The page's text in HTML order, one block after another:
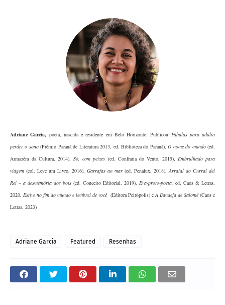
Adriane Garcia, poeta, nascida e residente em Belo Horizonte. Publicou Fábulas para adulto
perder o sono(Prêmio Paraná de Literatura 2013, ed. Biblioteca do Paraná),O nome do mundo(ed.
Armazém da Cultura, 2014),Só, com peixes (ed. Confraria do Vento, 2015), Embrulhado para
viagem (col. Leve um Livro, 2016), Garrafas ao mar (ed. Penalux, 2018),Arraial do Curral del
Rei – a desmemória dos bois (ed. Conceito Editorial, 2019), Eva-proto-poeta, ed. Caos & Letras,
2020,Estive no fim do mundo e lembrei de você(Editora Peirópolis) eA Bandeja de Salomé (Caos e
Letras, 2023)
Adriane Garcia Featured Resenhas